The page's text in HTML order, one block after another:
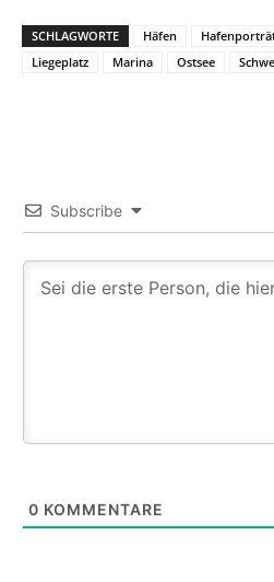
SCHLAGWORTE Häfen
Liegeplatz
Marina Ostsee
Subscribe
0 KOMMENTARE